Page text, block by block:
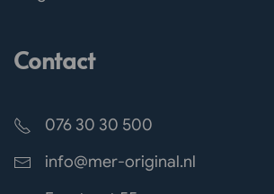
Contact
076 30 30 500
info@mer-original.nl